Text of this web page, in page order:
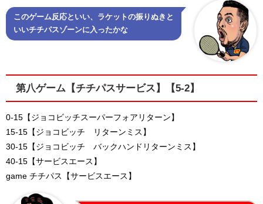
このゲーム反応といい、ラケットの振りぬきと
いいチチパスゾーンに入ったかな
第八ゲーム【チチパスサービス】【5-2】
0-15【ジョコビッチスーパーフォアリターン】
15-15【ジョコビッチ リターンミス】
30-15【ジョコビッチ バックハンドリターンミス】
40-15【サービスエース】
game チチパス【サービスエース】